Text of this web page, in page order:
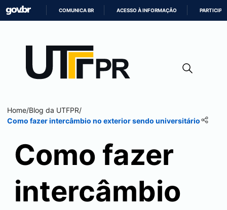
CONTEÚDO
COMUNICA BR ACESSO À INFORMAÇÃO PARTICIPE
Home/Blog da UTFPR/
Como fazer intercâmbio no exterior sendo universitário
Como fazer
intercâmbio